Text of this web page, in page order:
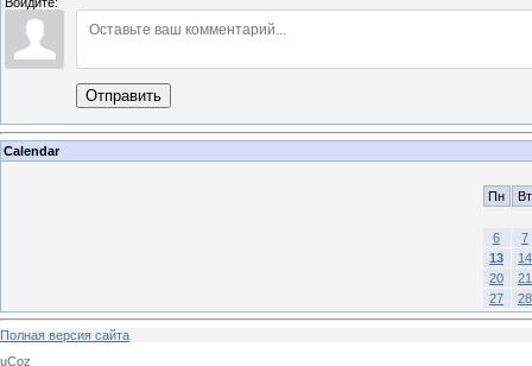
Отправить
Calendar
Пн Вт
6
7
13
14
20
21
27
28
Полная версия сайта
uCoz